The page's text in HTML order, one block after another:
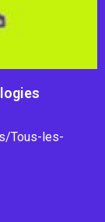
Tous-les-